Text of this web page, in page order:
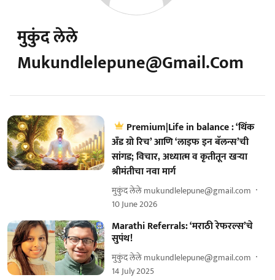
मुकुंद लेले
Mukundlelepune@gmail.com
Premium|Life in balance : ‘थिंक
अँड ग्रो रिच’ आणि ‘लाइफ इन बॅलन्स’ची
सांगड; विचार, अध्यात्म व कृतीतून खऱ्या
श्रीमंतीचा नवा मार्ग
मुकुंद लेले mukundlelepune@gmail.com
10 June 2026
Marathi Referrals: ‘मराठी रेफरल्स’चे
सुपंथ!
मुकुंद लेले mukundlelepune@gmail.com
14 July 2025